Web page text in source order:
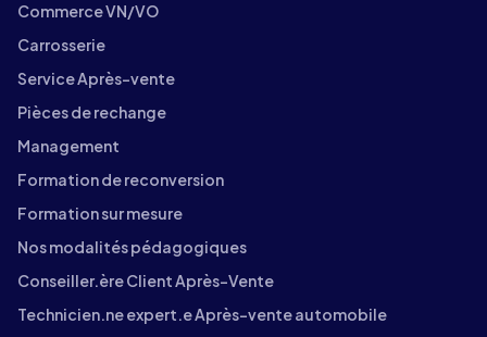
Commerce VN/VO
Carrosserie
Service Après-vente
Pièces de rechange
Management
Formation de reconversion
Formation sur mesure
Nos modalités pédagogiques
Conseiller.ère Client Après-Vente
Technicien.ne expert.e Après-vente automobile